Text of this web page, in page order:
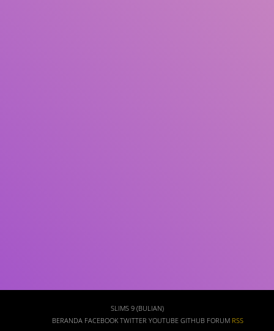
SLIMS 9 (BULIAN)
BERANDA FACEBOOK TWITTER YOUTUBE GITHUB FORUM RSS